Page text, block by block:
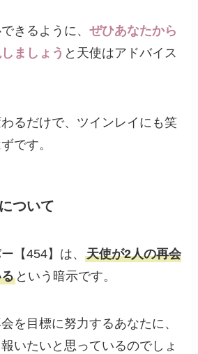
きるように、ぜひあなたから
ましょう と天使はアドバイス
るだけで、ツインレイにも笑
です。
ついて
【454】は、天使が2人の再会
という暗示です。
を目標に努力するあなたに、
いたいと思っているのでしょ